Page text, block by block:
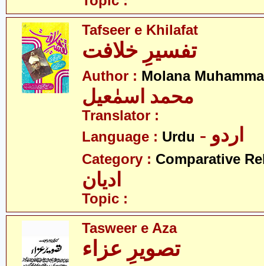
Tafseer e Khilafat
تفسیرِ خلافت
Author : Molana
محمد اسمٰعیل
Translator :
Language : Urdu - اردو
Category : Comparative
ادیان
Topic :
Tasweer e Aza
تصویرِ عزاء